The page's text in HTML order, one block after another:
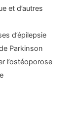
et d’autres
d’épilepsie
Parkinson
l’ostéoporose